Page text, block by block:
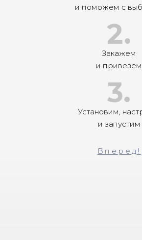
и поможем с
2.
Закажем
и привезем
3.
Установим,
и запустим
Вперед!